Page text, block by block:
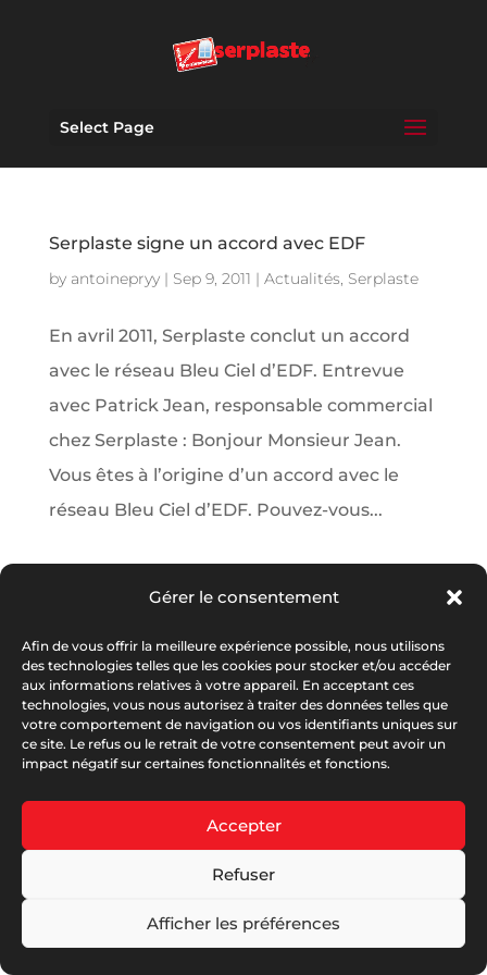
Gérer le consentement
Afin de vous offrir la meilleure expérience possible, nous utilisons
des technologies telles que les cookies pour stocker et/ou accéder
aux informations relatives à votre appareil. En acceptant ces
technologies, vous nous autorisez à traiter des données telles que
votre comportement de navigation ou vos identifiants uniques sur
ce site. Le refus ou le retrait de votre consentement peut avoir un
impact négatif sur certaines fonctionnalités et fonctions.
Accepter
Refuser
Afficher les préférences
Select Page
Serplaste signe un accord avec EDF
by antoinepryy| Sep 9, 2011 | Actualités, Serplaste
En avril 2011, Serplaste conclut un accord
avec le réseau Bleu Ciel d’EDF. Entrevue
avec Patrick Jean, responsable commercial
chez Serplaste : Bonjour Monsieur Jean.
Vous êtes à l’origine d’un accord avec le
réseau Bleu Ciel d’EDF. Pouvez-vous...
Next Entries »
© Serplaste 2026 | Créé parAntoine PERRY|RGPD |
Garanties Et Notices
DOP